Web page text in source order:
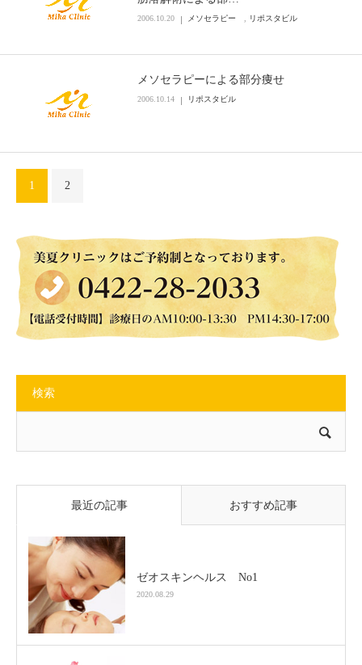
2006.10.20 メソセラピー リポスタビル
メソセラピーによる部分痩せ
2006.10.14 リポスタビル
1 2
検索
最近の記事 おすすめ記事
ゼオスキンヘルス No1
2020.08.29